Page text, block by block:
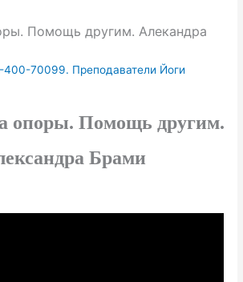
Помощь другим. Алекандра
400-70099. Преподаватели Йоги
опоры. Помощь другим.
Брами